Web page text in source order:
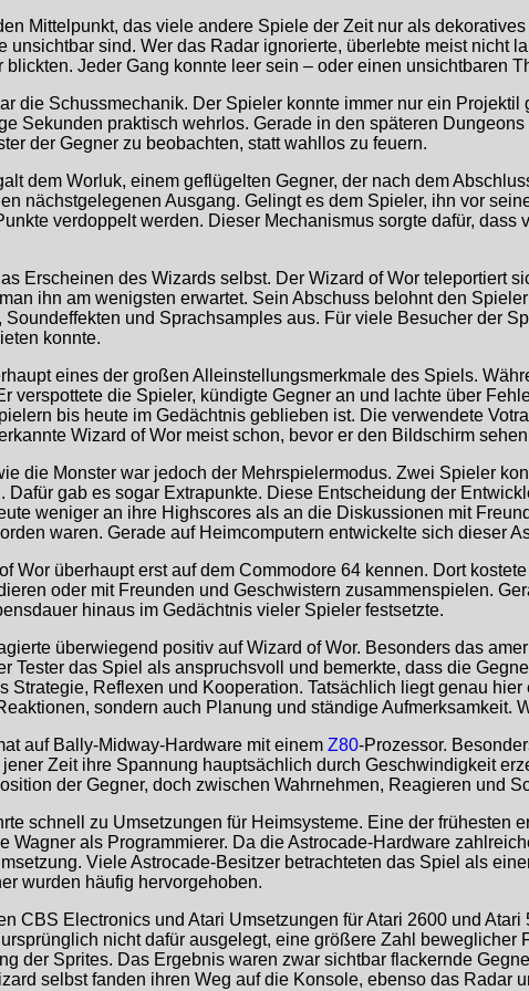
Mittelpunkt, das viele andere Spiele der Zeit nur als
unsichtbar sind. Wer das Radar ignorierte, überlebte meist
Jeder Gang konnte leer sein – oder einen unsichtbaren
die Schussmechanik. Der Spieler konnte immer nur ein
Sekunden praktisch wehrlos. Gerade in den späteren
der Gegner zu beobachten, statt wahllos zu feuern.
dem Worluk, einem geflügelten Gegner, der nach dem
nächstgelegenen Ausgang. Gelingt es dem Spieler, ihn vor
verdoppelt werden. Dieser Mechanismus sorgte dafür,
Erscheinen des Wizards selbst. Der Wizard of Wor
ihn am wenigsten erwartet. Sein Abschuss belohnt den
Soundeffekten und Sprachsamples aus. Für viele Besucher der
konnte.
eines der großen Alleinstellungsmerkmale des Spiels.
verspottete die Spieler, kündigte Gegner an und lachte über
bis heute im Gedächtnis geblieben ist. Die verwendete
Wizard of Wor meist schon, bevor er den Bildschirm
die Monster war jedoch der Mehrspielermodus. Zwei Spieler
Dafür gab es sogar Extrapunkte. Diese Entscheidung der
weniger an ihre Highscores als an die Diskussionen mit
waren. Gerade auf Heimcomputern entwickelte sich dieser
Wor überhaupt erst auf dem Commodore 64 kennen. Dort
oder mit Freunden und Geschwistern zusammenspielen.
hinaus im Gedächtnis vieler Spieler festsetzte.
überwiegend positiv auf Wizard of Wor. Besonders das
Tester das Spiel als anspruchsvoll und bemerkte, dass die
Strategie, Reflexen und Kooperation. Tatsächlich liegt genau
sondern auch Planung und ständige Aufmerksamkeit.
auf Bally-Midway-Hardware mit einem Z80-Prozessor.
Zeit ihre Spannung hauptsächlich durch Geschwindigkeit
der Gegner, doch zwischen Wahrnehmen, Reagieren und
schnell zu Umsetzungen für Heimsysteme. Eine der frühesten
Wagner als Programmierer. Da die Astrocade-Hardware
Viele Astrocade-Besitzer betrachteten das Spiel als
wurden häufig hervorgehoben.
CBS Electronics und Atari Umsetzungen für Atari 2600 und
nicht dafür ausgelegt, eine größere Zahl
der Sprites. Das Ergebnis waren zwar sichtbar flackernde
selbst fanden ihren Weg auf die Konsole, ebenso das Radar